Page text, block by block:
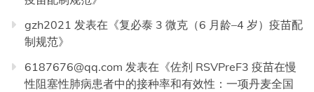
gzh2021 发表在《复必泰 3 微克（6 月龄–4 岁）疫苗配
制规范》
6187676@qq.com 发表在《佐剂 RSVPreF3 疫苗在慢
性阻塞性肺病患者中的接种率和有效性：一项丹麦全国